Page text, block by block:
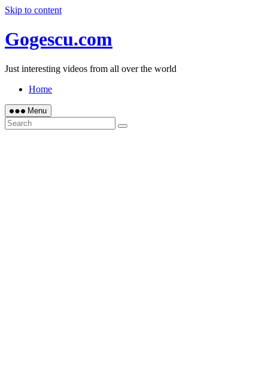
Skip to content
Gogescu.com
Just interesting videos from all over the world
Home
Menu